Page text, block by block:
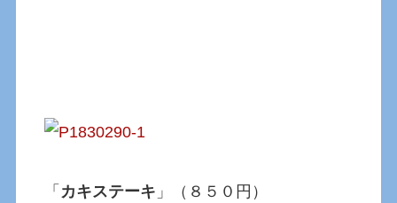
「 カキステーキ 」（８５０円）